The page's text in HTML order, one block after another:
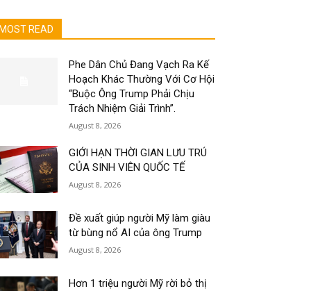
MOST READ
Phe Dân Chủ Đang Vạch Ra Kế
Hoạch Khác Thường Với Cơ Hội
“Buộc Ông Trump Phải Chịu
Trách Nhiệm Giải Trình”.
August 8, 2026
GIỚI HẠN THỜI GIAN LƯU TRÚ
CỦA SINH VIÊN QUỐC TẾ
August 8, 2026
Đề xuất giúp người Mỹ làm giàu
từ bùng nổ AI của ông Trump
August 8, 2026
Hơn 1 triệu người Mỹ rời bỏ thị